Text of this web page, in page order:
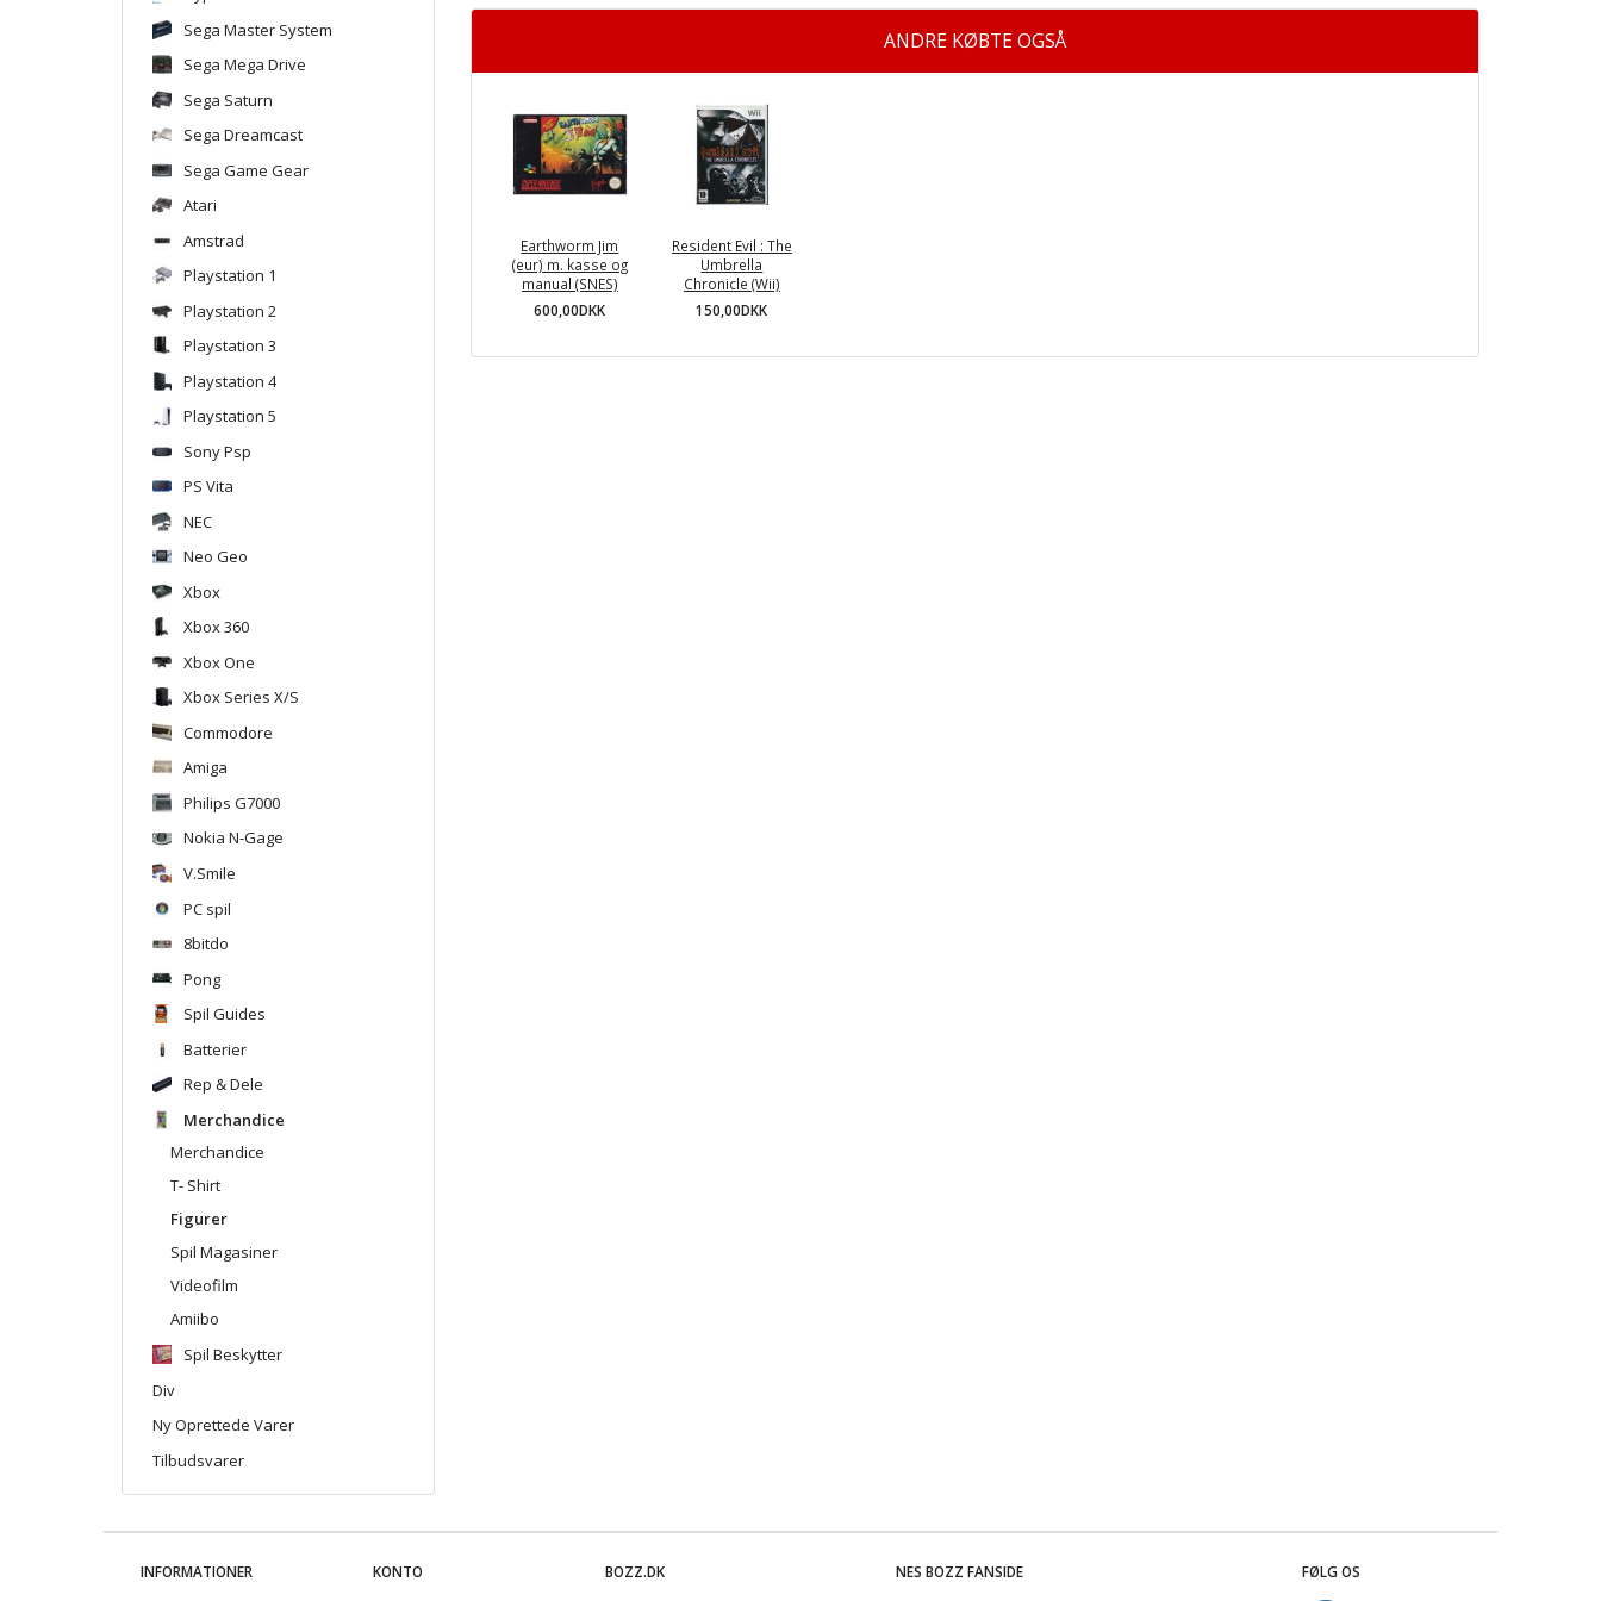
Sega Master System
Sega Mega Drive
Sega Saturn
Sega Dreamcast
Sega Game Gear
Atari
Amstrad
Playstation 1
Playstation 2
Playstation 3
Playstation 4
Playstation 5
Sony Psp
PS Vita
NEC
Neo Geo
Xbox
Xbox 360
Xbox One
Xbox Series X/S
Commodore
Amiga
Philips G7000
Nokia N-Gage
V.Smile
PC spil
8bitdo
Pong
Spil Guides
Batterier
Rep & Dele
Merchandice
Merchandice
T- Shirt
Figurer
Spil Magasiner
Videofilm
Amiibo
Spil Beskytter
Div
Ny Oprettede Varer
Tilbudsvarer
ANDRE KØBTE OGSÅ
Earthworm Jim
(eur) m. kasse og
manual (SNES)
600,00DKK
Resident Evil : The
Umbrella
Chronicle (Wii)
150,00DKK
INFORMATIONER KONTO
BOZZ.DK
NES BOZZ FANSIDE FØLG OS